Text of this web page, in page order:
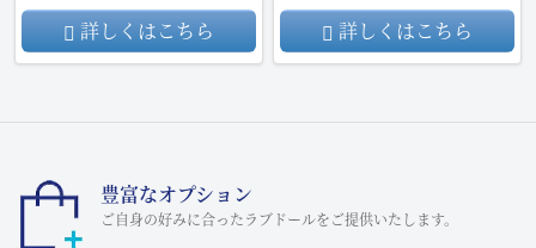
詳しくはこちら
詳しくはこちら
豊富なオプション
ご自身の好みに合ったラブドールをご提供いたします。